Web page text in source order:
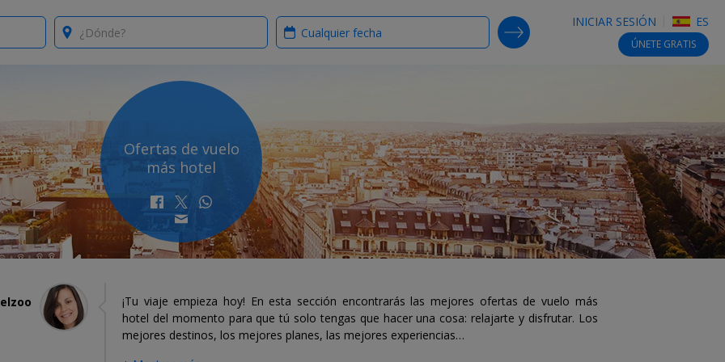
INICIAR SESIÓN ES
ÚNETE GRATIS
Where? When?
SEARCH DEALS
Ofertas de vuelo
más hotel
¡Tu viaje empieza hoy! En esta sección encontrarás las mejores ofertas de vuelo más
hotel del momento para que tú solo tengas que hacer una cosa: relajarte y disfrutar. Los
mejores destinos, los mejores planes, las mejores experiencias…